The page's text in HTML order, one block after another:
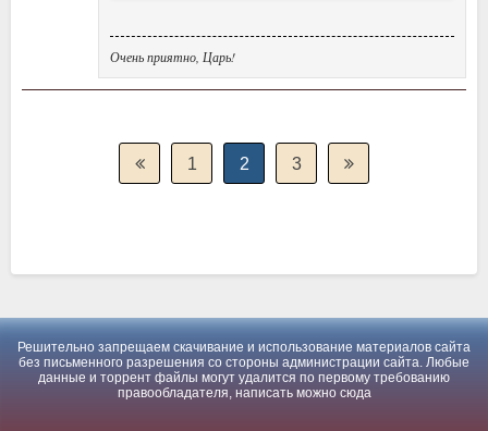
Очень приятно, Царь!
1 2 3
Решительно запрещаем скачивание и использование материалов сайта
без письменного разрешения со стороны администрации сайта. Любые
данные и торрент файлы могут удалится по первому требованию
правообладателя, написать можно сюда